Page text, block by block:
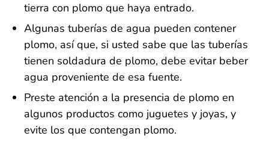
tierra con plomo que haya entrado.
Algunas tuberías de agua pueden contener
plomo, así que, si usted sabe que las tuberías
tienen soldadura de plomo, debe evitar beber
agua proveniente de esa fuente.
Preste atención a la presencia de plomo en
algunos productos como juguetes y joyas, y
evite los que contengan plomo.